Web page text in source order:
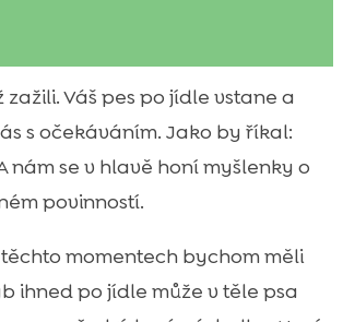
psa děje po krmení a proč je
torze žaludku (GDV) a jak
rozhodují: velikost, plemeno,
zažili. Váš pes po jídle vstane a
s očekáváním. Jako by říkal:
nám se v hlavě honí myšlenky o
povinností.
momentech bychom měli
ihned po jídle může v těle psa